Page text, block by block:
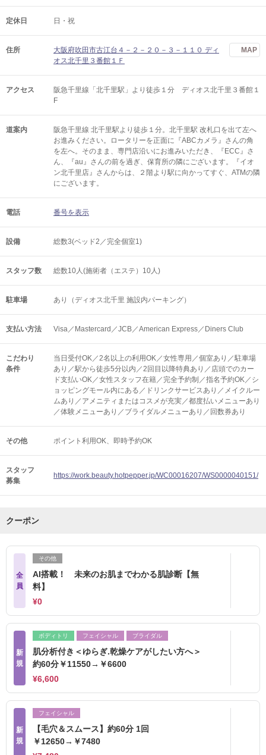
定休日 日・祝
住所
大阪府吹田市古江台４－２－２０－３－１１０ ディ
オス北千里３番館１Ｆ
MAP
アクセス
阪急千里線「北千里駅」より徒歩１分 ディオス北千里３番館１
F
道案内
阪急千里線 北千里駅より徒歩１分。北千里駅 改札口を出て左へ
お進みください。ロータリーを正面に『ABCカメラ』さんの角
を左へ。そのまま、専門店沿いにお進みいただき、『ECC』さ
ん、『au』さんの前を過ぎ、保育所の隣にございます。『イオ
ン北千里店』さんからは、２階より駅に向かってすぐ、ATMの隣
にございます。
電話 番号を表示
設備 総数3(ベッド2／完全個室1)
スタッフ数 総数10人(施術者（エステ）10人)
駐車場 あり（ディオス北千里 施設内パーキング）
支払い方法 Visa／Mastercard／JCB／American Express／Diners Club
こだわり
条件
当日受付OK／2名以上の利用OK／女性専用／個室あり／駐車場
あり／駅から徒歩5分以内／2回目以降特典あり／店頭でのカー
ド支払いOK／女性スタッフ在籍／完全予約制／指名予約OK／シ
ョッピングモール内にある／ドリンクサービスあり／メイクルー
ムあり／アメニティまたはコスメが充実／都度払いメニューあり
／体験メニューあり／ブライダルメニューあり／回数券あり
その他 ポイント利用OK 即時予約OK
スタッフ
募集
https://work.beauty.hotpepper.jp/WC00016207/WS0000040151/
クーポン
全
員
その他
AI搭載！ 未来のお肌までわかる肌診断【無
料】
¥0
新
規
ボディトリ フェイシャル ブライダル
肌分析付き＜ゆらぎ.乾燥ケアがしたい方へ＞
約60分￥11550→￥6600
¥6,600
新
規
フェイシャル
【毛穴＆スムース】約60分 1回
￥12650→￥7480